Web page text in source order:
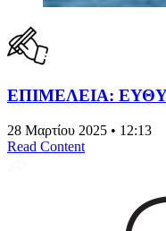
ΕΠΙΜΕΛΕΙΑ:
28 Μαρτίου 2025 • 12:13
Read Content